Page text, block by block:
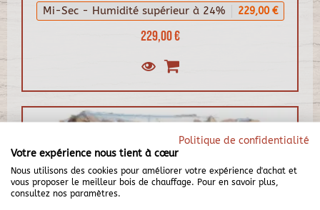
229,00 €
Mi-Sec - Humidité supérieur à 24% 229,00 €
Politique de confidentialité
Votre expérience nous tient à cœur
Nous utilisons des cookies pour améliorer votre expérience d'achat et
vous proposer le meilleur bois de chauffage. Pour en savoir plus,
consultez nos paramètres.